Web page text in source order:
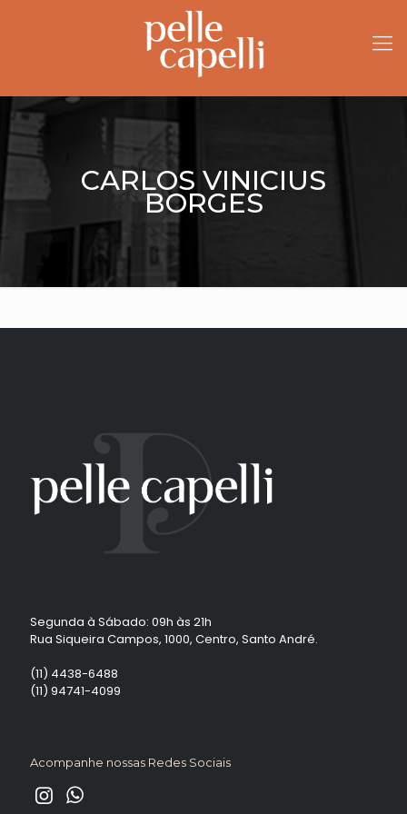
CARLOS VINICIUS
BORGES
Segunda à Sábado: 09h às 21h
Rua Siqueira Campos, 1000, Centro, Santo André.
(11) 4438-6488
(11) 94741-4099
Acompanhe nossas Redes Sociais